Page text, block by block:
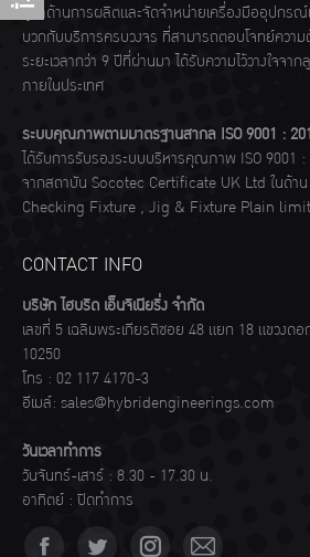
ผู้นำด้านการผลิตและจัดจำหน่ายเครื่องมืออุปกร
บวกกับบริการครบวงจร ที่สามารถตอบโจทย์ควา
ระยะเวลากว่า 9 ปีที่ผ่านมา ได้รับความไว้วางใจจ
ภายในประเทศ
ระบบคุณภาพตามมาตรฐานสากล ISO 9001 :
ได้รับการรับรองระบบบริหารคุณภาพ ISO 9001 :
จากสถาบัน Socotec Certificate UK Ltd ในด้า
Checking Fixture , Jig & Fixture Plain
CONTACT INFO
บริษัท ไฮบริด เอ็นจิเนียริ่ง จำกัด
เลขที่ 5 เฉลิมพระเกียรติซอย 48 แยก 18 แขวงดอ
10250
โทร : 02 117 4170-3
อีเมล์: sales@hybridengineerings.com
วันเวลาทำการ
วันจันทร์-เสาร์ : 8.30 - 17.30 น.
อาทิตย์ : ปิดทำการ
Find us on: